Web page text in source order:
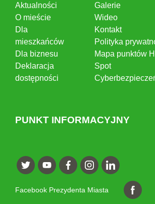
Aktualności
O mieście
Dla
mieszkańców
Dla biznesu
Deklaracja
dostępności
Galerie
Wideo
Kontakt
Polityka
Mapa punktów
Spot
PUNKT INFORMACYJNY
Facebook Prezydenta Miasta